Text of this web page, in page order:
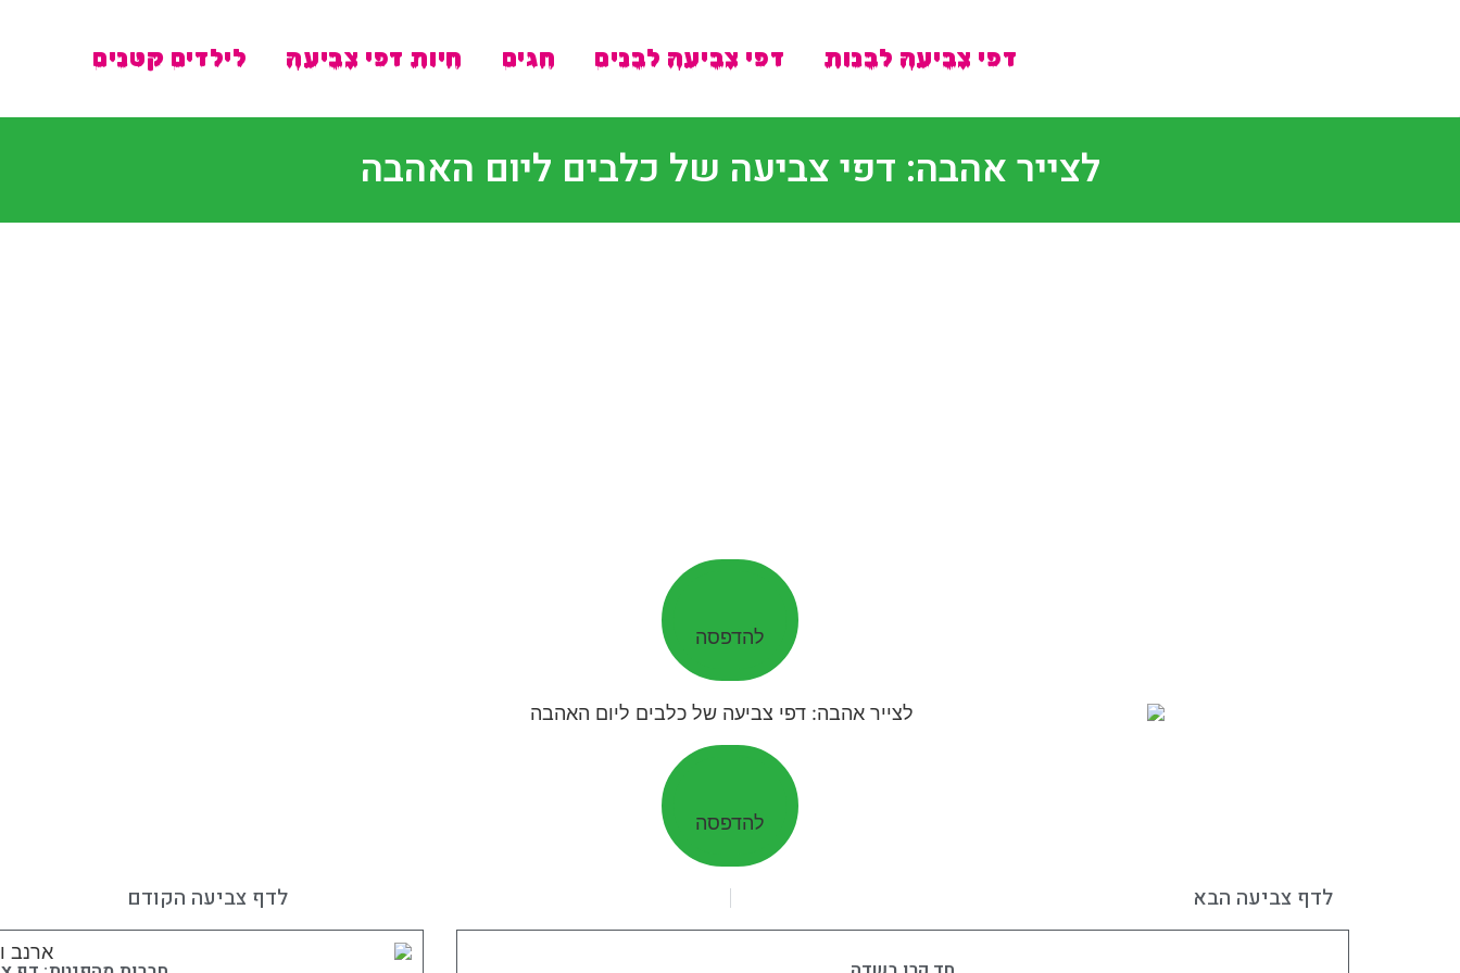
דפי צביעה לבנות דפי צביעה לבנים חגים חיות דפי צביעה לילדים קטנים
לצייר אהבה: דפי צביעה של כלבים ליום האהבה
להדפסה
להדפסה
לדף צביעה הבא לדף צביעה הקודם